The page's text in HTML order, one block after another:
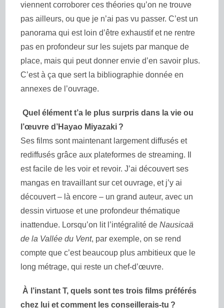
viennent corroborer ces théories qu’on ne trouve
pas ailleurs, ou que je n’ai pas vu passer. C’est un
panorama qui est loin d’être exhaustif et ne rentre
pas en profondeur sur les sujets par manque de
place, mais qui peut donner envie d’en savoir plus.
C’est à ça que sert la bibliographie donnée en
annexes de l’ouvrage.
Quel élément t’a le plus surpris dans la vie ou
l’œuvre d’Hayao Miyazaki ?
Ses films sont maintenant largement diffusés et
rediffusés grâce aux plateformes de streaming. Il
est facile de les voir et revoir. J’ai découvert ses
mangas en travaillant sur cet ouvrage, et j’y ai
découvert – là encore – un grand auteur, avec un
dessin virtuose et une profondeur thématique
inattendue. Lorsqu’on lit l’intégralité deNausicaä
de la Vallée du Vent, par exemple, on se rend
compte que c’est beaucoup plus ambitieux que le
long métrage, qui reste un chef-d’œuvre.
À l’instant T, quels sont tes trois films préférés
chez lui et comment les conseillerais-tu ?